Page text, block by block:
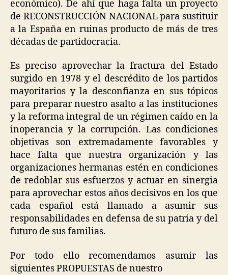
económico). De ahí que haga falta un proyecto
de RECONSTRUCCIÓN NACIONAL para sustituir
a la España en ruinas producto de más de tres
décadas de partidocracia.
Es preciso aprovechar la fractura del Estado
surgido en 1978 y el descrédito de los partidos
mayoritarios y la desconfianza en sus tópicos
para preparar nuestro asalto a las instituciones
y la reforma integral de un régimen caído en la
inoperancia y la corrupción. Las condiciones
objetivas son extremadamente favorables y
hace falta que nuestra organización y las
organizaciones hermanas estén en condiciones
de redoblar sus esfuerzos y actuar en sinergia
para aprovechar estos años decisivos en los que
cada español está llamado a asumir sus
responsabilidades en defensa de su patria y del
futuro de sus familias.
Por todo ello recomendamos asumir las
siguientes PROPUESTAS de nuestro